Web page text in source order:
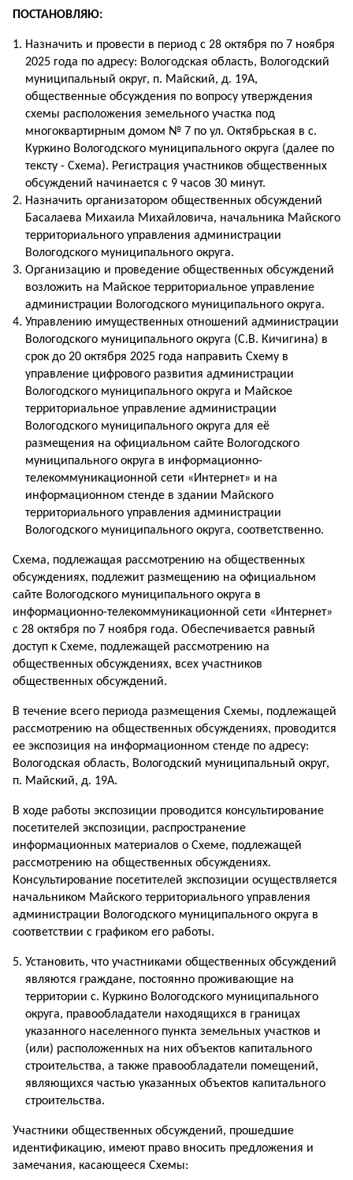
ПОСТАНОВЛЯЮ:
Назначить и провести в период с 28 октября по 7 ноября
2025 года по адресу: Вологодская область, Вологодский
муниципальный округ, п. Майский, д. 19А,
общественные обсуждения по вопросу утверждения
схемы расположения земельного участка под
многоквартирным домом № 7 по ул. Октябрьская в с.
Куркино Вологодского муниципального округа (далее по
тексту - Схема). Регистрация участников общественных
обсуждений начинается с 9 часов 30 минут.
Назначить организатором общественных обсуждений
Басалаева Михаила Михайловича, начальника Майского
территориального управления администрации
Вологодского муниципального округа.
Организацию и проведение общественных обсуждений
возложить на Майское территориальное управление
администрации Вологодского муниципального округа.
Управлению имущественных отношений администрации
Вологодского муниципального округа (С.В. Кичигина) в
срок до 20 октября 2025 года направить Схему в
управление цифрового развития администрации
Вологодского муниципального округа и Майское
территориальное управление администрации
Вологодского муниципального округа для её
размещения на официальном сайте Вологодского
муниципального округа в информационно-
телекоммуникационной сети «Интернет» и на
информационном стенде в здании Майского
территориального управления администрации
Вологодского муниципального округа, соответственно.
Схема, подлежащая рассмотрению на общественных
обсуждениях, подлежит размещению на официальном
сайте Вологодского муниципального округа в
информационно-телекоммуникационной сети «Интернет»
с 28 октября по 7 ноября года. Обеспечивается равный
доступ к Схеме, подлежащей рассмотрению на
общественных обсуждениях, всех участников
общественных обсуждений.
В течение всего периода размещения Схемы, подлежащей
рассмотрению на общественных обсуждениях, проводится
ее экспозиция на информационном стенде по адресу:
Вологодская область, Вологодский муниципальный округ,
п. Майский, д. 19А.
В ходе работы экспозиции проводится консультирование
посетителей экспозиции, распространение
информационных материалов о Схеме, подлежащей
рассмотрению на общественных обсуждениях.
Консультирование посетителей экспозиции осуществляется
начальником Майского территориального управления
администрации Вологодского муниципального округа в
соответствии с графиком его работы.
Установить, что участниками общественных обсуждений
являются граждане, постоянно проживающие на
территории с. Куркино Вологодского муниципального
округа, правообладатели находящихся в границах
указанного населенного пункта земельных участков и
(или) расположенных на них объектов капитального
строительства, а также правообладатели помещений,
являющихся частью указанных объектов капитального
строительства.
Участники общественных обсуждений, прошедшие
идентификацию, имеют право вносить предложения и
замечания, касающееся Схемы: